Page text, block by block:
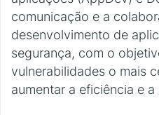
comunicação e a
desenvolvimento de
segurança, com o
vulnerabilidades o mais
aumentar a eficiência e a